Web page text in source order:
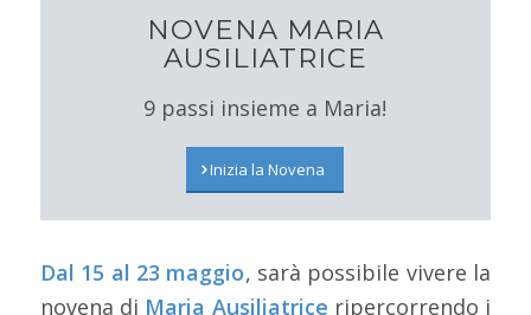
NOVENA MARIA
AUSILIATRICE
9 passi insieme a Maria!
Inizia la Novena
Dal 15 al 23 maggio, sarà possibile vivere la
novena di Maria Ausiliatrice ripercorrendo i